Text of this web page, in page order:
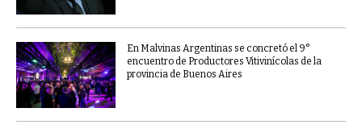
En Malvinas Argentinas se concretó el 9°
encuentro de Productores Vitivinícolas de la
provincia de Buenos Aires